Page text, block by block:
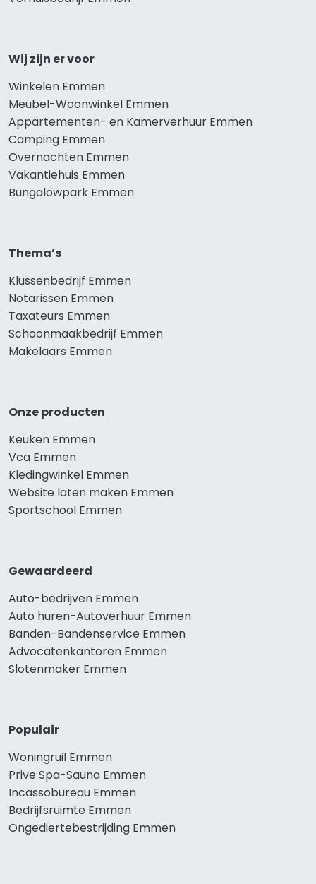
Wij zijn er voor
Winkelen Emmen
Meubel-Woonwinkel Emmen
Appartementen- en Kamerverhuur Emmen
Camping Emmen
Overnachten Emmen
Vakantiehuis Emmen
Bungalowpark Emmen
Thema’s
Klussenbedrijf Emmen
Notarissen Emmen
Taxateurs Emmen
Schoonmaakbedrijf Emmen
Makelaars Emmen
Onze producten
Keuken Emmen
Vca Emmen
Kledingwinkel Emmen
Website laten maken Emmen
Sportschool Emmen
Gewaardeerd
Auto-bedrijven Emmen
Auto huren-Autoverhuur Emmen
Banden-Bandenservice Emmen
Advocatenkantoren Emmen
Slotenmaker Emmen
Populair
Woningruil Emmen
Prive Spa-Sauna Emmen
Incassobureau Emmen
Bedrijfsruimte Emmen
Ongediertebestrijding Emmen